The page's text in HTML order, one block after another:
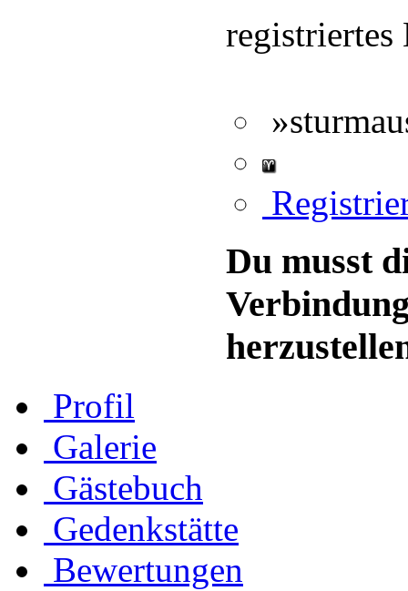
Du musst
Profil
Galerie
Gästebuch
Gedenkstätte
Bewertungen